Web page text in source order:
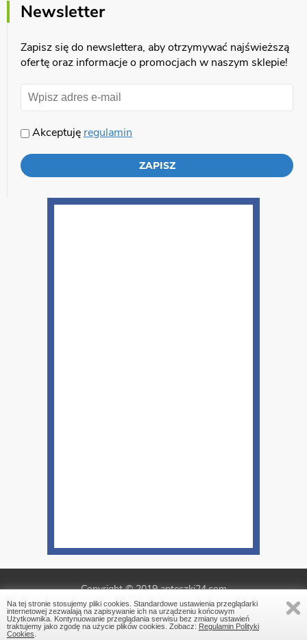
Newsletter
Zapisz się do newslettera, aby otrzymywać najświeższą
ofertę oraz informacje o promocjach w naszym sklepie!
Akceptuję regulamin
Copyright © 2019 apteczki24.com
Copyright © 2019Web-eCommerce
Projekt: Webreklama
Na tej stronie stosujemy pliki cookies. Standardowe ustawienia przeglądarki
internetowej zezwalają na zapisywanie ich na urządzeniu końcowym
Użytkownika. Kontynuowanie przeglądania serwisu bez zmiany ustawień
traktujemy jako zgodę na użycie plików cookies. Zobacz: Regulamin Polityki
Cookies